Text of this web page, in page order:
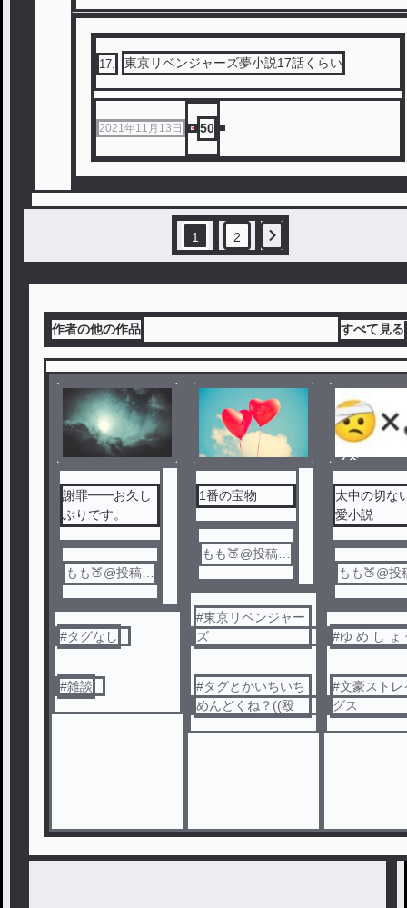
17 東京リベンジャーズ夢小説17話くらい
2021年11月13日 50
1 2
作者の他の作品 すべて見る
謝罪━━お久し
ぶりです。
もも🍑@投稿ス
#タグなし
#雑談
1番の宝物
もも🍑@投稿ス
#東京リベンジャー
ズ
#タグとかいちいち
めんどくね？((殴
ノベ
太中の切な
愛小説
もも🍑@投
#ゆ め し ょ
#文豪ストレ
グス